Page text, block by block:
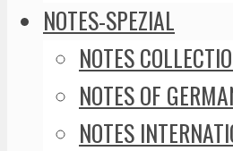
NOTES-SPEZIAL
NOTES
NOTES OF
NOTES